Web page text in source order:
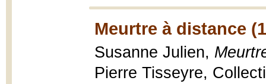
Meurtre à distance
Susanne Julien,
Pierre Tisseyre,